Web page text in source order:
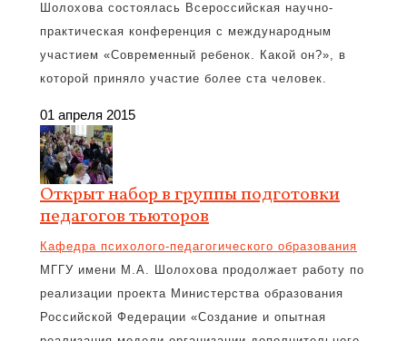
Шолохова состоялась Всероссийская научно-
практическая конференция с международным
участием «Современный ребенок. Какой он?», в
которой приняло участие более ста человек.
01 апреля 2015
Открыт набор в группы подготовки
педагогов тьюторов
Кафедра психолого-педагогического образования
МГГУ имени М.А. Шолохова продолжает работу по
реализации проекта Министерства образования
Российской Федерации «Создание и опытная